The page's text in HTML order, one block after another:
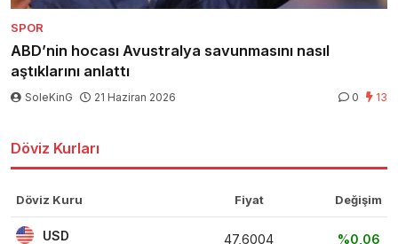
SPOR
ABD’nin hocası Avustralya savunmasını nasıl
aştıklarını anlattı
SoleKinG 21 Haziran 2026 0 13
Döviz Kurları
Döviz Kuru Fiyat Değişim
USD 47,6004 %0,06